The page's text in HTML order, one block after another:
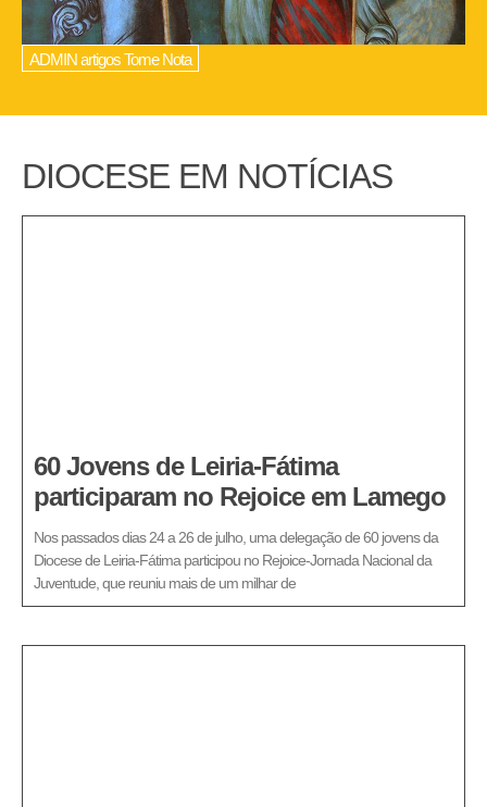
ADMIN artigos Tome Nota
DIOCESE EM NOTÍCIAS
60 Jovens de Leiria-Fátima
participaram no Rejoice em Lamego
Nos passados dias 24 a 26 de julho, uma delegação de 60 jovens da
Diocese de Leiria-Fátima participou no Rejoice-Jornada Nacional da
Juventude, que reuniu mais de um milhar de